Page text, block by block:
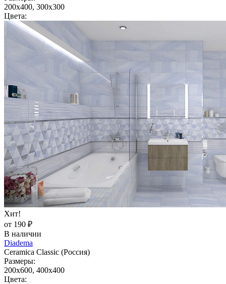
200x400, 300x300
Цвета:
Хит!
от 190 ₽
В наличии
Diadema
Ceramica Classic (Россия)
Размеры:
200x600, 400x400
Цвета: